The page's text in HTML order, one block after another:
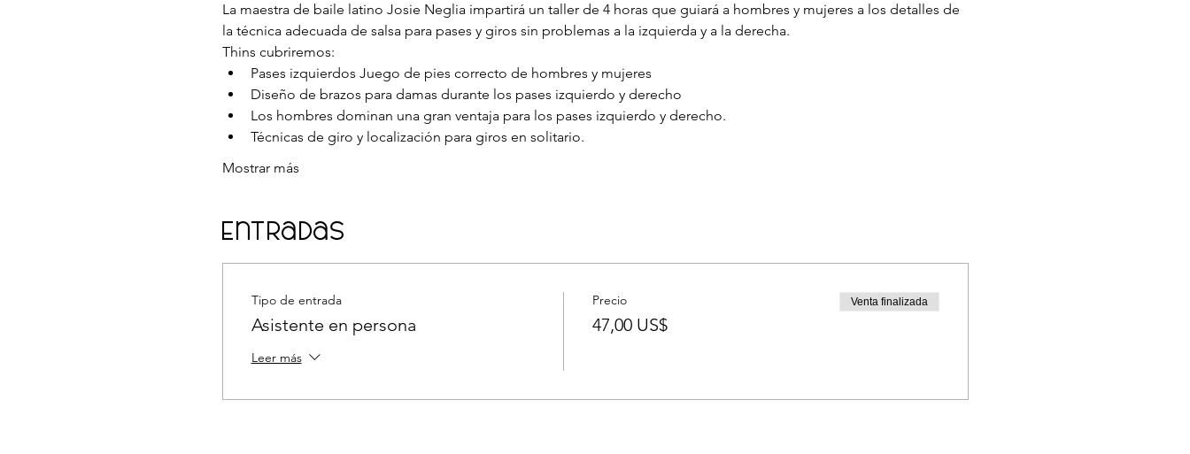
La maestra de baile latino Josie Neglia impartirá un taller de 4 horas que guiará a hombres y mujeres a los detalles de
la técnica adecuada de salsa para pases y giros sin problemas a la izquierda y a la derecha.
Thins cubriremos:
Pases izquierdos Juego de pies correcto de hombres y mujeres
Diseño de brazos para damas durante los pases izquierdo y derecho
Los hombres dominan una gran ventaja para los pases izquierdo y derecho.
Técnicas de giro y localización para giros en solitario.
Mostrar más
Entradas
Tipo de entrada
Asistente en persona
Leer más
Precio
47,00 US$
Venta finalizada